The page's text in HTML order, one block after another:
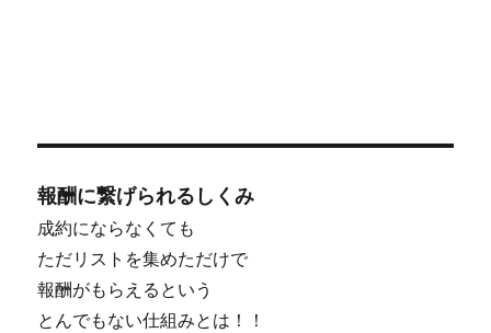
報酬に繋げられるしくみ
成約にならなくても
ただリストを集めただけで
報酬がもらえるという
とんでもない仕組みとは！！